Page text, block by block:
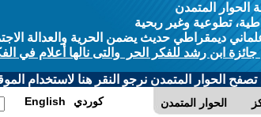
الحوار المتمدن
تطوعية وغير ربحية
ديمقراطي حديث يضمن الحرية والعدالة
ابن رشد للفكر الحر والتى نالها أعلام في
الحوار المتمدن نرجو النقر هنا لاستخدام
الحوار المتمدن English كوردي